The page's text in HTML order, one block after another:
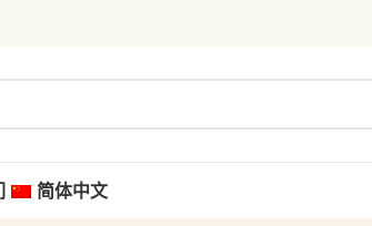
简体中文